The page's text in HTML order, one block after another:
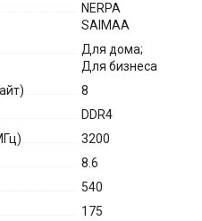
NERPA
SAIMAA
Для дома;
Для бизнеса
8
DDR4
3200
8.6
540
175